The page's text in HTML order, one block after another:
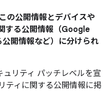
の公開情報とデバイスや
する公開情報（Google
開情報など）に分けられ
リティ パッチレベルを宣
ティに関する公開情報に掲